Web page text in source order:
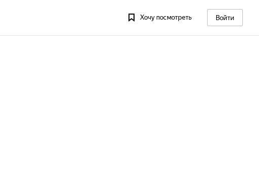
Хочу посмотреть Войти